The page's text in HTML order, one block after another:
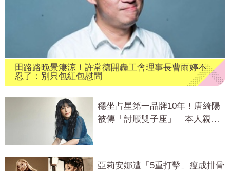
田路路晚景淒涼！許常德開轟工會理事長曹雨婷不
忍了：別只包紅包慰問
穩坐占星第一品牌10年！唐綺陽
被傳「討厭雙子座」 本人親揭
亞莉安娜遭「5重打擊」瘦成排骨